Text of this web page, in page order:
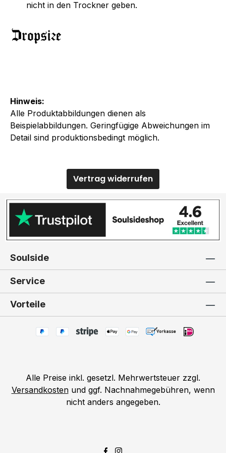
Hinweis:
Alle Produktabbildungen dienen als
Beispielabbildungen. Geringfügige Abweichungen im
Detail sind produktionsbedingt möglich.
nicht in den Trockner geben.
Vertrag widerrufen
Soulside
Service
Vorteile
Alle Preise inkl. gesetzl. Mehrwertsteuer zzgl.
Versandkostenund ggf. Nachnahmegebühren, wenn
nicht anders angegeben.